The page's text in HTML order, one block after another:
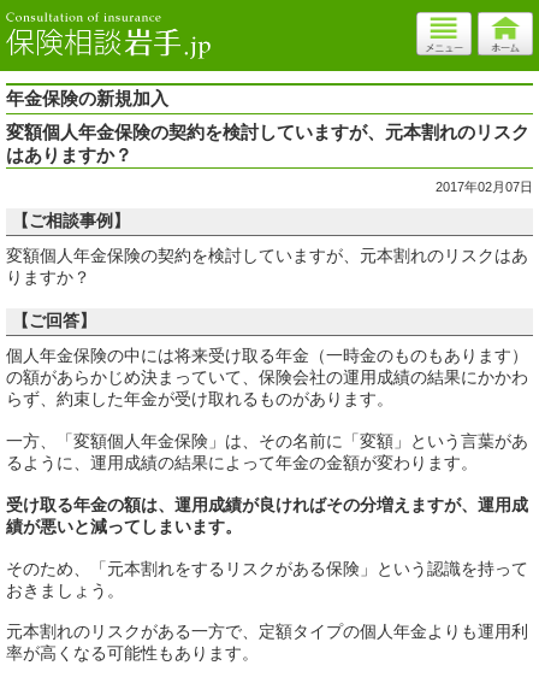
年金保険の新規加入
変額個人年金保険の契約を検討していますが、元本割れのリスク
はありますか？
2017年02月07日
【ご相談事例】
変額個人年金保険の契約を検討していますが、元本割れのリスクはあ
りますか？
【ご回答】
個人年金保険の中には将来受け取る年金（一時金のものもあります）
の額があらかじめ決まっていて、保険会社の運用成績の結果にかかわ
らず、約束した年金が受け取れるものがあります。
一方、「変額個人年金保険」は、その名前に「変額」という言葉があ
るように、運用成績の結果によって年金の金額が変わります。
受け取る年金の額は、運用成績が良ければその分増えますが、運用成
績が悪いと減ってしまいます。
そのため、「元本割れをするリスクがある保険」という認識を持って
おきましょう。
元本割れのリスクがある一方で、定額タイプの個人年金よりも運用利
率が高くなる可能性もあります。